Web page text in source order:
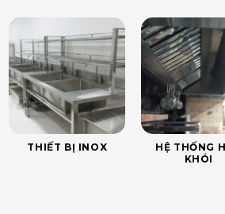
THIẾT BỊ INOX
HỆ THỐNG
KHÓI